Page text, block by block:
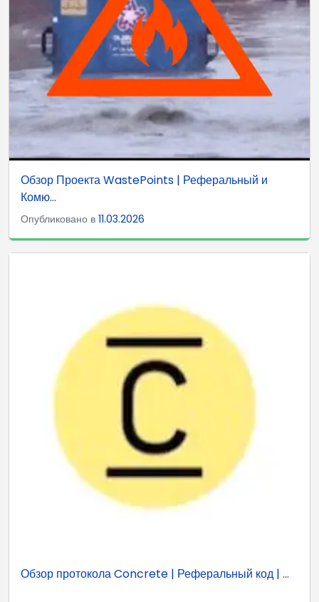
Обзор Проекта WastePoints | Реферальный и
Комю...
Опубликовано в 11.03.2026
Обзор протокола Concrete | Реферальный код | ...